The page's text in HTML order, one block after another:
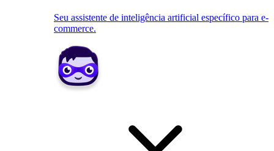
Seu assistente de inteligência artificial específico para e-
commerce.